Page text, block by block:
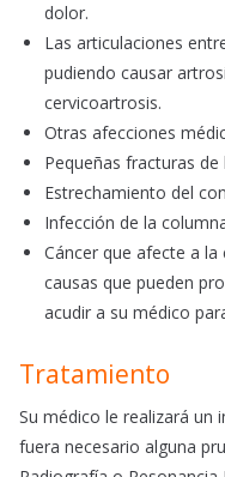
dolor.
Las articulaciones
pudiendo causar
cervicoartrosis.
Otras afecciones
Pequeñas fracturas
Estrechamiento del
Infección de la
Cáncer que afecte a
causas que pueden
acudir a su médico
Tratamiento
Su médico le realizará un
fuera necesario alguna